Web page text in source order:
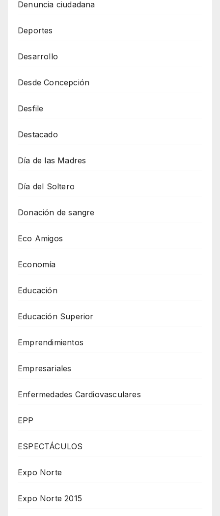
Denuncia ciudadana
Deportes
Desarrollo
Desde Concepción
Desfile
Destacado
Día de las Madres
Día del Soltero
Donación de sangre
Eco Amigos
Economía
Educación
Educación Superior
Emprendimientos
Empresariales
Enfermedades Cardiovasculares
EPP
ESPECTÁCULOS
Expo Norte
Expo Norte 2015